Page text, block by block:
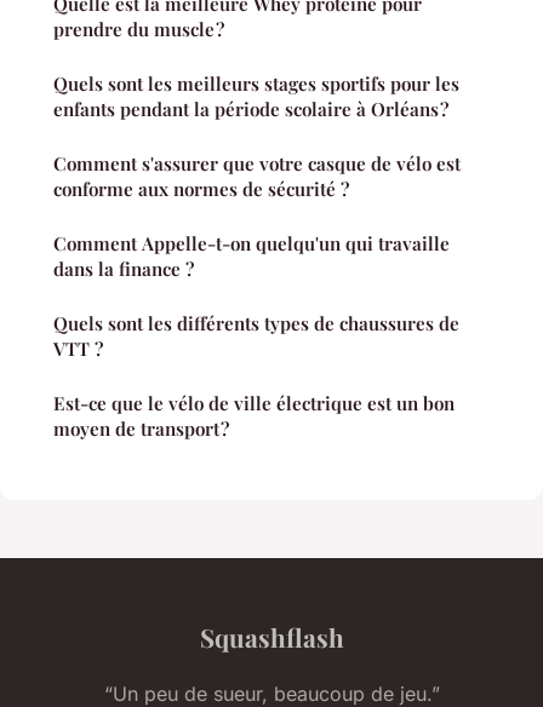
prendre du muscle ?
Quels sont les meilleurs stages sportifs pour les
enfants pendant la période scolaire à Orléans ?
Comment s'assurer que votre casque de vélo est
conforme aux normes de sécurité ?
Comment Appelle-t-on quelqu'un qui travaille
dans la finance ?
Quels sont les différents types de chaussures de
VTT ?
Est-ce que le vélo de ville électrique est un bon
moyen de transport ?
Squashflash
“Un peu de sueur, beaucoup de jeu.”